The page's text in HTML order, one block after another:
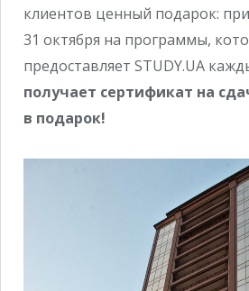
клиентов ценный подарок:
31 октября на программы,
предоставляет STUDY.UA
получает сертификат на
в подарок!